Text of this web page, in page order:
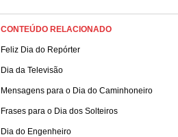
CONTEÚDO RELACIONADO
Feliz Dia do Repórter
Dia da Televisão
Mensagens para o Dia do Caminhoneiro
Frases para o Dia dos Solteiros
Dia do Engenheiro